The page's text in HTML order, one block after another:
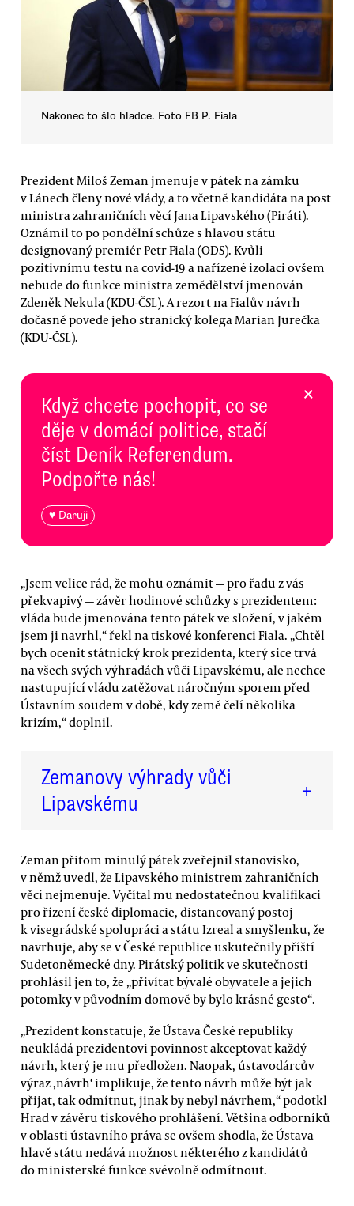
Nakonec to šlo hladce. Foto FB P. Fiala
Prezident Miloš Zeman jmenuje v pátek na zámku
v Lánech členy nové vlády, a to včetně kandidáta na post
ministra zahraničních věcí Jana Lipavského (Piráti).
Oznámil to po pondělní schůze s hlavou státu
designovaný premiér Petr Fiala (ODS). Kvůli
pozitivnímu testu na covid-19 a nařízené izolaci ovšem
nebude do funkce ministra zemědělství jmenován
Zdeněk Nekula (KDU-ČSL). A rezort na Fialův návrh
dočasně povede jeho stranický kolega Marian Jurečka
(KDU-ČSL).
Když chcete pochopit, co se
děje v domácí politice, stačí
číst Deník Referendum.
Podpořte nás!
♥ Daruji
×
„Jsem velice rád, že mohu oznámit — pro řadu z vás
překvapivý — závěr hodinové schůzky s prezidentem:
vláda bude jmenována tento pátek ve složení, v jakém
jsem ji navrhl,“ řekl na tiskové konferenci Fiala. „Chtěl
bych ocenit státnický krok prezidenta, který sice trvá
na všech svých výhradách vůči Lipavskému, ale nechce
nastupující vládu zatěžovat náročným sporem před
Ústavním soudem v době, kdy země čelí několika
krizím,“ doplnil.
Zemanovy výhrady vůči
Lipavskému
+
Zeman přitom minulý pátek zveřejnil stanovisko,
v němž uvedl, že Lipavského ministrem zahraničních
věcí nejmenuje. Vyčítal mu nedostatečnou kvalifikaci
pro řízení české diplomacie, distancovaný postoj
k visegrádské spolupráci a státu Izreal a smyšlenku, že
navrhuje, aby se v České republice uskutečnily příští
Sudetoněmecké dny. Pirátský politik ve skutečnosti
prohlásil jen to, že „přivítat bývalé obyvatele a jejich
potomky v původním domově by bylo krásné gesto“.
„Prezident konstatuje, že Ústava České republiky
neukládá prezidentovi povinnost akceptovat každý
návrh, který je mu předložen. Naopak, ústavodárcův
výraz ‚návrh‘ implikuje, že tento návrh může být jak
přijat, tak odmítnut, jinak by nebyl návrhem,“ podotkl
Hrad v závěru tiskového prohlášení. Většina odborníků
v oblasti ústavního práva se ovšem shodla, že Ústava
hlavě státu nedává možnost některého z kandidátů
do ministerské funkce svévolně odmítnout.